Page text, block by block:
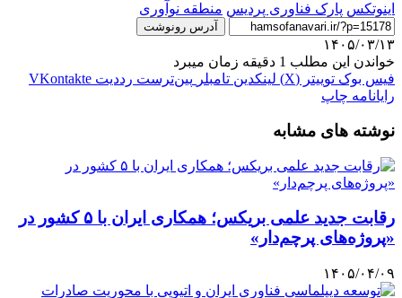
اینوتکس پارک فناوری پردیس منطقه نوآوری
آدرس رونوشت
۱۴۰۵/۰۳/۱۳
خواندن این مطلب 1 دقیقه زمان میبرد
فیس بوک توییتر (X) لینکدین ‫تامبلر ‫پین‌ترست ‫رددیت ‫VKontakte
رایانامه چاپ
نوشته های مشابه
رقابت جدید علمی بریکس؛ همکاری ایران با ۵ کشور در
«پروژه‌های پرچم‌دار»
۱۴۰۵/۰۴/۰۹